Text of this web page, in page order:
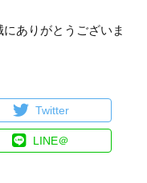
ありがとうございま
Twitter
LINE＠